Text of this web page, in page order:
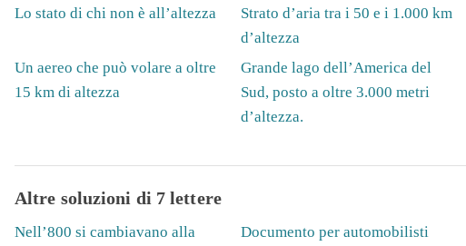
Lo stato di chi non è all’altezza
Strato d’aria tra i 50 e i 1.000 km
d’altezza
Un aereo che può volare a oltre
15 km di altezza
Grande lago dell’America del
Sud, posto a oltre 3.000 metri
d’altezza.
Altre soluzioni di 7 lettere
Nell’800 si cambiavano alla
Documento per automobilisti